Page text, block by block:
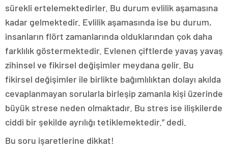
sürekli ertelemektedirler. Bu durum evlilik aşamasına
kadar gelmektedir. Evlilik aşamasında ise bu durum,
insanların flört zamanlarında olduklarından çok daha
farklılık göstermektedir. Evlenen çiftlerde yavaş yavaş
zihinsel ve fikirsel değişimler meydana gelir. Bu
fikirsel değişimler ile birlikte bağımlılıktan dolayı akılda
cevaplanmayan sorularla birleşip zamanla kişi üzerinde
büyük strese neden olmaktadır. Bu stres ise ilişkilerde
ciddi bir şekilde ayrılığı tetiklemektedir.” dedi.
Bu soru işaretlerine dikkat!